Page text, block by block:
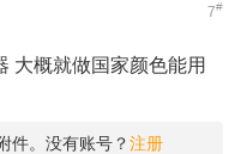
7#
大概就做国家颜色能用
件。没有账号？注册